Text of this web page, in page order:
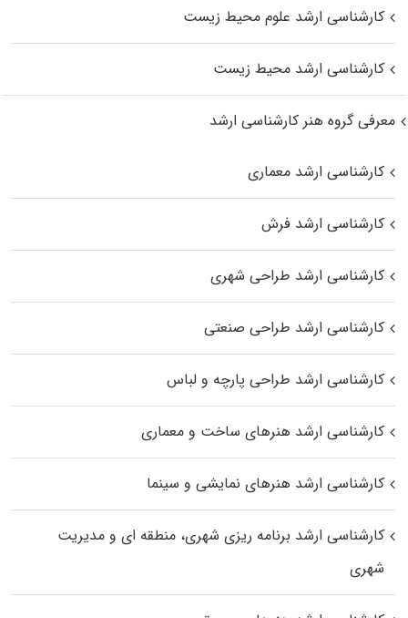
کارشناسی ارشد علوم محیط‌ زیست
کارشناسی ارشد محیط زیست
معرفی گروه هنر کارشناسی ارشد
کارشناسی ارشد معماری
کارشناسی ارشد فرش
کارشناسی ارشد طراحی شهری
کارشناسی ارشد طراحی صنعتی
کارشناسی ارشد طراحی پارچه و لباس
کارشناسی ارشد هنرهای ساخت و معماری
کارشناسی ارشد هنرهای نمایشی و سینما
کارشناسی ارشد برنامه ریزی شهری، منطقه‌ ای و مدیریت
شهری